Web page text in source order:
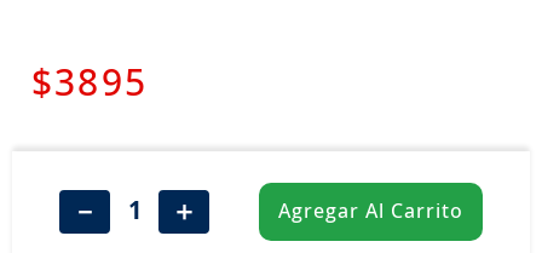
$3895
＋
－ Agregar Al Carrito
7.
235
aceite